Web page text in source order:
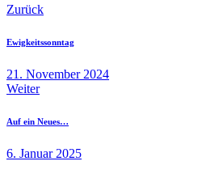
Zurück
Ewigkeitssonntag
21. November 2024
Weiter
Auf ein Neues…
6. Januar 2025